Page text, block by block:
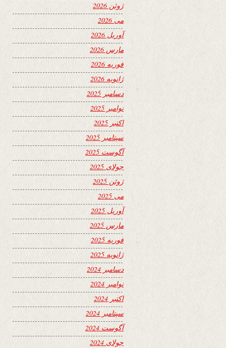
ژوئن 2026
می 2026
آوریل 2026
مارس 2026
فوریه 2026
ژانویه 2026
دسامبر 2025
نوامبر 2025
اکتبر 2025
سپتامبر 2025
آگوست 2025
جولای 2025
ژوئن 2025
می 2025
آوریل 2025
مارس 2025
فوریه 2025
ژانویه 2025
دسامبر 2024
نوامبر 2024
اکتبر 2024
سپتامبر 2024
آگوست 2024
جولای 2024